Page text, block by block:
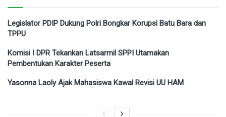
Legislator PDIP Dukung Polri Bongkar Korupsi Batu Bara dan
TPPU
Komisi I DPR Tekankan Latsarmil SPPI Utamakan
Pembentukan Karakter Peserta
Yasonna Laoly Ajak Mahasiswa Kawal Revisi UU HAM